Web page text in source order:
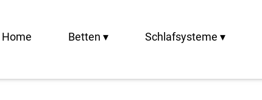
Home Betten ▾ Schlafsysteme ▾